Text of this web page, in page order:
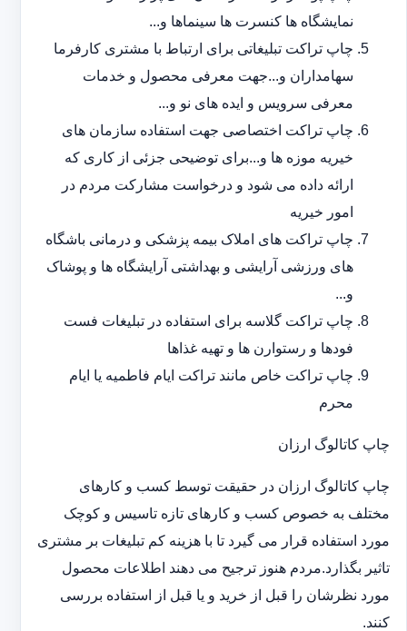
نمایشگاه ها کنسرت ها سینماها و...
چاپ تراکت تبلیغاتی برای ارتباط با مشتری کارفرما
سهامداران و...جهت معرفی محصول و خدمات
معرفی سرویس و ایده های نو و...
چاپ تراکت اختصاصی جهت استفاده سازمان های
خیریه موزه ها و...برای توضیحی جزئی از کاری که
ارائه داده می شود و درخواست مشارکت مردم در
امور خیریه
چاپ تراکت های املاک بیمه پزشکی و درمانی باشگاه
های ورزشی آرایشی و بهداشتی آرایشگاه ها و پوشاک
و...
چاپ تراکت گلاسه برای استفاده در تبلیغات فست
فودها و رستوارن ها و تهیه غذاها
چاپ تراکت خاص مانند تراکت ایام فاطمیه یا ایام
محرم
چاپ کاتالوگ ارزان
چاپ کاتالوگ ارزان در حقیقت توسط کسب و کارهای
مختلف به خصوص کسب و کارهای تازه تاسیس و کوچک
مورد استفاده قرار می گیرد تا با هزینه کم تبلیغات بر مشتری
تاثیر بگذارد.مردم هنوز ترجیح می دهند اطلاعات محصول
مورد نظرشان را قبل از خرید و یا قبل از استفاده بررسی
کنند.